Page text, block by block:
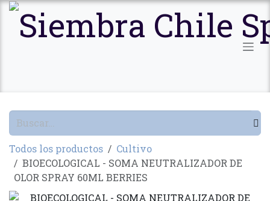
Ir al contenido
Todos los productos
Cultivo
BIOECOLOGICAL - SOMA NEUTRALIZADOR DE
OLOR SPRAY 60ML BERRIES